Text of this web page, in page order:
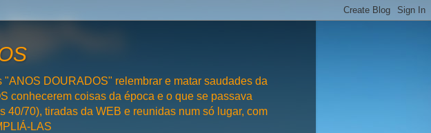
DOURADOS" relembrar e matar saudades da
conhecerem coisas da época e o que se passava
70), tiradas da WEB e reunidas num só lugar, com
LAS